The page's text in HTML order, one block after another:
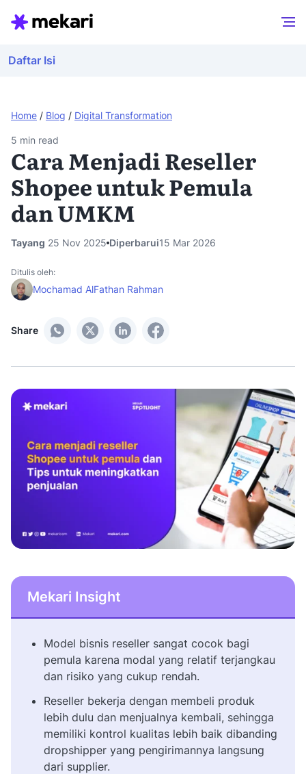
Home / Blog / Digital Transformation
Daftar Isi
5 min read
Cara Menjadi Reseller
Shopee untuk Pemula
dan UMKM
Tayang 25 Nov 2025 Diperbarui15 Mar 2026
Share
Ditulis oleh:
Mochamad AlFathan Rahman
Mekari Insight
Model bisnis reseller sangat cocok bagi
pemula karena modal yang relatif terjangkau
dan risiko yang cukup rendah.
Reseller bekerja dengan membeli produk
lebih dulu dan menjualnya kembali, sehingga
memiliki kontrol kualitas lebih baik dibanding
dropshipper yang pengirimannya langsung
dari supplier.